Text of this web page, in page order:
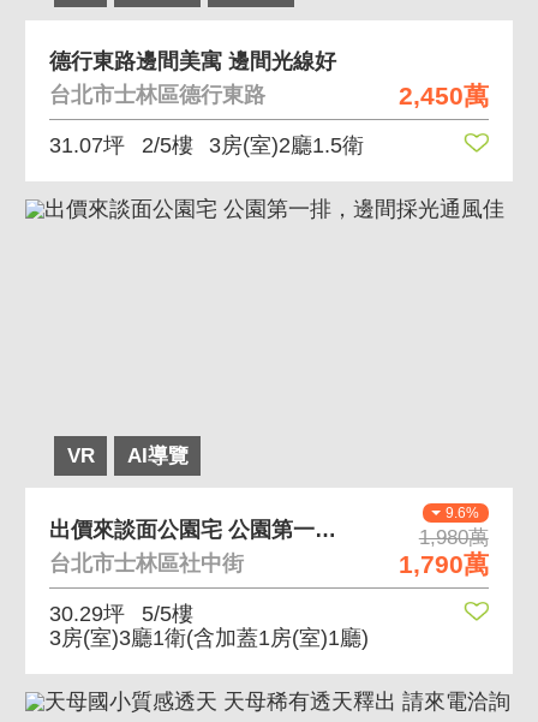
2,450萬
德行東路邊間美寓 邊間光線好
台北市士林區德行東路
31.07坪 2/5樓 3房(室)2廳1.5衛
VR AI導覽
9.6%
1,980萬
1,790萬
出價來談面公園宅 公園第一排，邊間採光通風佳
台北市士林區社中街
30.29坪
5/5樓
3房(室)3廳1衛(含加蓋1房(室)1廳)